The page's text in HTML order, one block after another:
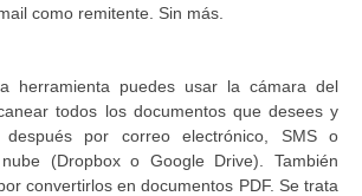
como remitente. Sin más.
herramienta puedes usar la cámara del
todos los documentos que desees y
por correo electrónico, SMS o
(Dropbox o Google Drive). También
convertirlos en documentos PDF. Se trata